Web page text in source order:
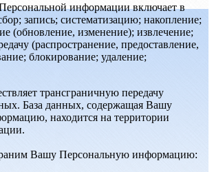
информации включает в
запись; систематизацию; накопление;
(обновление, изменение); извлечение;
(распространение, предоставление,
блокирование; удаление;
трансграничную передачу
База данных, содержащая Вашу
находится на территории
Вашу Персональную информацию: